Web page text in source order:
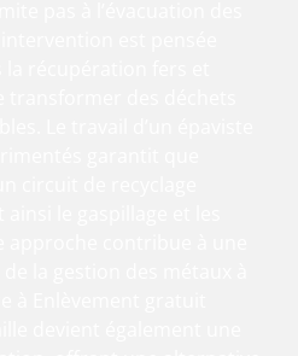
le gaspillage et les
contribue à une
la gestion des métaux à
à Enlèvement gratuit
devient également une